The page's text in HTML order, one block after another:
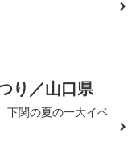
り／山口県
下関の夏の一大イベ